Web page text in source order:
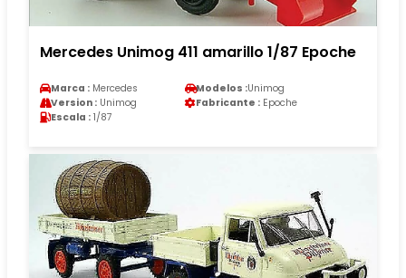
Mercedes Unimog 411 amarillo 1/87 Epoche
Marca : Mercedes Modelos :Unimog
Version : Unimog Fabricante : Epoche
Escala : 1/87